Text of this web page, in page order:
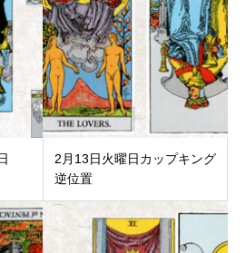
2月13日火曜日カップキング
逆位置